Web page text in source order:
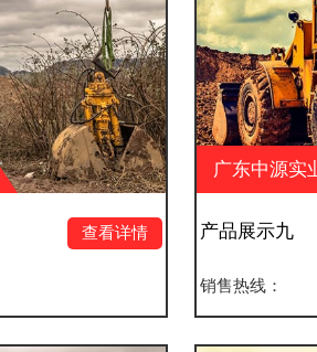
广东中源实业 中源房地产经纪有
限公司 中源户外广告
产品展示九